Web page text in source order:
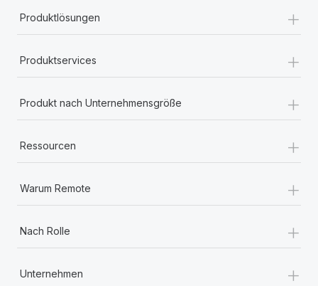
Produktlösungen +
Produktservices +
Produkt nach Unternehmensgröße +
Ressourcen +
Warum Remote +
Nach Rolle +
Unternehmen +